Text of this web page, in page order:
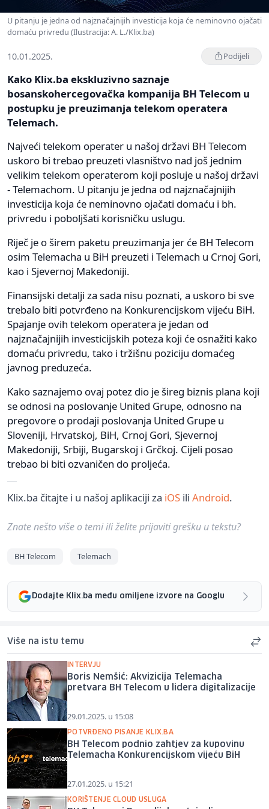
U pitanju je jedna od najznačajnijih investicija koja će neminovno ojačati
domaću privredu (Ilustracija: A. L./Klix.ba)
10.01.2025. Podijeli
Kako Klix.ba ekskluzivno saznaje
bosanskohercegovačka kompanija BH Telecom u
postupku je preuzimanja telekom operatera
Telemach.
Najveći telekom operater u našoj državi BH Telecom
uskoro bi trebao preuzeti vlasništvo nad još jednim
velikim telekom operaterom koji posluje u našoj državi
- Telemachom. U pitanju je jedna od najznačajnijih
investicija koja će neminovno ojačati domaću i bh.
privredu i poboljšati korisničku uslugu.
Riječ je o širem paketu preuzimanja jer će BH Telecom
osim Telemacha u BiH preuzeti i Telemach u Crnoj Gori,
kao i Sjevernoj Makedoniji.
Finansijski detalji za sada nisu poznati, a uskoro bi sve
trebalo biti potvrđeno na Konkurencijskom vijeću BiH.
Spajanje ovih telekom operatera je jedan od
najznačajnijih investicijskih poteza koji će osnažiti kako
domaću privredu, tako i tržišnu poziciju domaćeg
javnog preduzeća.
Kako saznajemo ovaj potez dio je šireg biznis plana koji
se odnosi na poslovanje United Grupe, odnosno na
pregovore o prodaji poslovanja United Grupe u
Sloveniji, Hrvatskoj, BiH, Crnoj Gori, Sjevernoj
Makedoniji, Srbiji, Bugarskoj i Grčkoj. Cijeli posao
trebao bi biti ozvaničen do proljeća.
Klix.ba čitajte i u našoj aplikaciji za iOS ili Android.
Znate nešto više o temi ili želite prijaviti grešku u tekstu?
BH Telecom Telemach
Dodajte Klix.ba među omiljene izvore na Googlu
Više na istu temu
INTERVJU
Boris Nemšić: Akvizicija Telemacha
pretvara BH Telecom u lidera digitalizacije
29.01.2025. u 15:08
POTVRĐENO PISANJE KLIX.BA
BH Telecom podnio zahtjev za kupovinu
Telemacha Konkurencijskom vijeću BiH
27.01.2025. u 15:21
KORIŠTENJE CLOUD USLUGA